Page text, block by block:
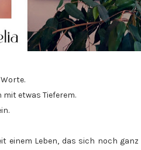
etwas Tieferem.
einem Leben, das sich noch